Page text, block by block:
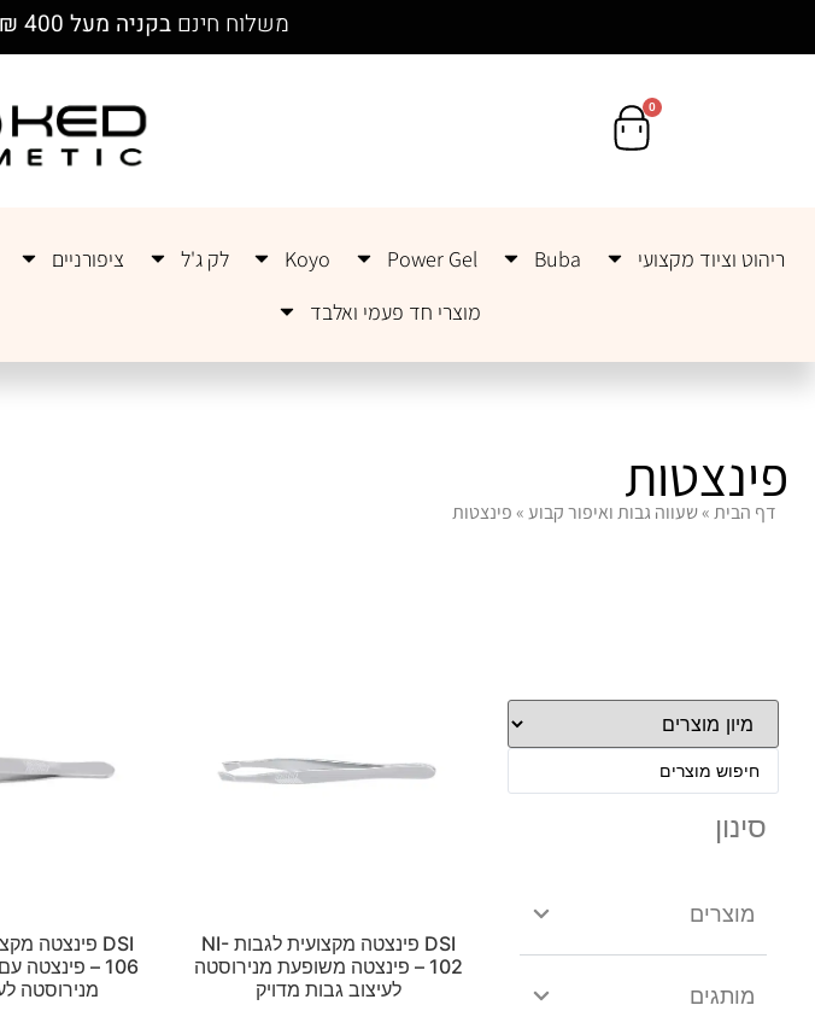
משלוח חינם בקניה מעל 400 ₪ (לא כולל ריהוט )
0
ריהוט וציוד מקצועי Buba
Power Gel
Koyo לק ג'ל ציפורניים
מוצרי חד פעמי ואלבד
פינצטות
דף הבית»שעווה גבות ואיפור קבוע»פינצטות
סינון
מוצרים
מותגים
DSI פינצטה מקצועית לגבות NI-
102 – פינצטה משופעת מנירוסטה
לעיצוב גבות מדויק
106 – פינצטה
מנירוסטה